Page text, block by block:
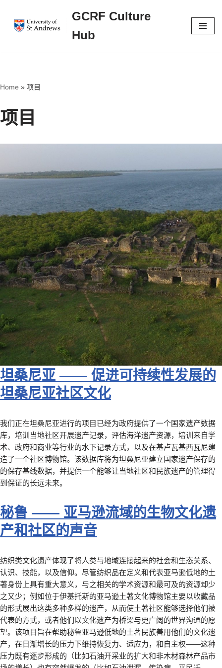
跳
GCRF Culture
Hub
Home » 项目
项目
坦桑尼亚 —— 促进可持续性发展的
坦桑尼亚社区文化
我们正在坦桑尼亚进行的项目已经为政府提供了一个国家遗产数据
库，培训当地社区开展遗产记录，评估海洋遗产资源，培训来自学
术、政府和商业等行业的水下记录方式，以及在基卢瓦基西瓦尼建
造了一个社区博物馆。该数据库将为坦桑尼亚建立国家遗产保存的
的保存基线数据，并提供一个能够让当地社区和民族遗产的管理得
到保证的长远未来。
秘鲁 —— 亚马逊流域的生物文化遗
产和社区的声音
纺织类文化遗产体现了将人类与地域连接起来的社会和生态关系、
认识、技能，以及信仰。尽管纺织品在定义和代表亚马逊低地的土
著身份上具有重大意义，与之相关的学术资源和最可及的资源却少
之又少；例如位于伊基托斯的亚马逊土著文化博物馆主要以收藏品
的形式展出这类多种多样的遗产，从而使土著社区能够选择他们被
代表的方式，或者他们以文化遗产为桥梁与更广阔的世界沟通的愿
望。该项目旨在帮助秘鲁亚马逊低地的土著民族善用他们的文化遗
产，在日渐增长的压力下维持恢复力、适应力，和自主权——这种
压力既有逐步形成的（比如石油开采业的扩大和非木材森林产品市